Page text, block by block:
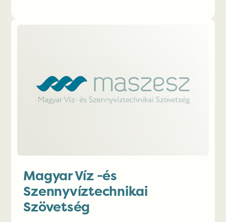
Magyar Víz -és
Szennyvíztechnikai
Szövetség